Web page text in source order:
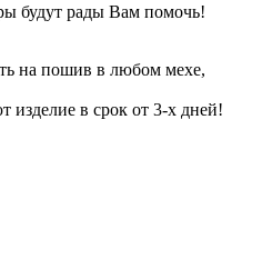
будут рады Вам помочь!
на пошив в любом мехе,
в срок от 3-х дней!